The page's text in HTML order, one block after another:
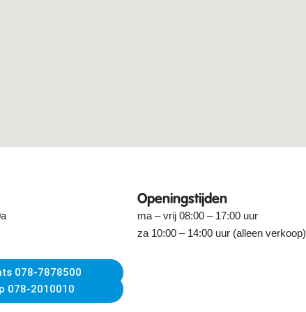
078-7878500
078-2010010
Openingstijden
ma – vrij 08:00 – 17:00 uur
za 10:00 – 14:00 uur (alleen verkoop)